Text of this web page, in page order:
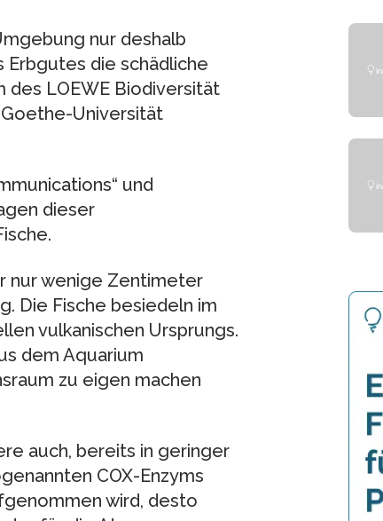
nur deshalb
Erbgutes die schädliche
des LOEWE Biodiversität
Goethe-Universität
und
dieser
nur wenige Zentimeter
Die Fische besiedeln im
vulkanischen Ursprungs.
dem Aquarium
zu eigen machen
auch, bereits in geringer
COX-Enzyms
wird, desto